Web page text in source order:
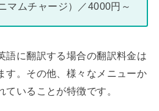
マムチャージ）／4000円～
語に翻訳する場合の翻訳料金は
す。その他、様々なメニューか
ていることが特徴です。